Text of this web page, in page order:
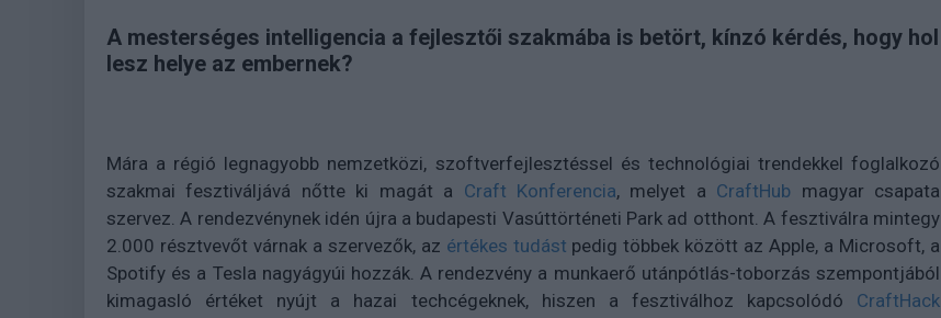
A mesterséges intelligencia a fejlesztői szakmába is betört, kínzó kérdés, hogy hol
lesz helye az embernek?
Mára a régió legnagyobb nemzetközi, szoftverfejlesztéssel és technológiai trendekkel foglalkozó
szakmai fesztiváljává nőtte ki magát a Craft Konferencia, melyet a CraftHub magyar csapata
szervez. A rendezvénynek idén újra a budapesti Vasúttörténeti Park ad otthont. A fesztiválra mintegy
2.000 résztvevőt várnak a szervezők, az értékes tudást pedig többek között az Apple, a Microsoft, a
Spotify és a Tesla nagyágyúi hozzák. A rendezvény a munkaerő utánpótlás-toborzás szempontjából
kimagasló értéket nyújt a hazai techcégeknek, hiszen a fesztiválhoz kapcsolódó CraftHack